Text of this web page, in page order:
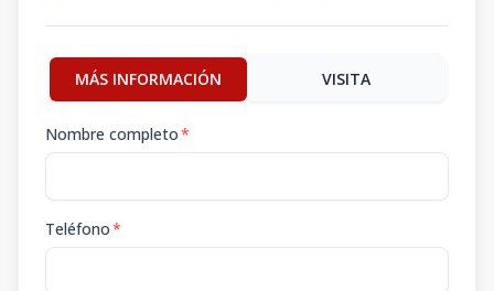
MÁS INFORMACIÓN VISITA
Nombre completo*
Teléfono*